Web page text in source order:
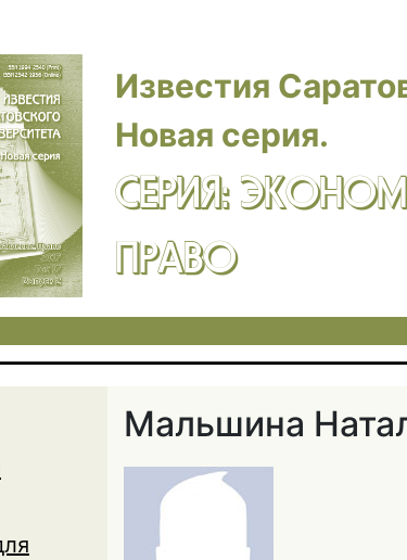
Известия
Новая серия.
СЕРИЯ:
ПРАВО
Мальшина